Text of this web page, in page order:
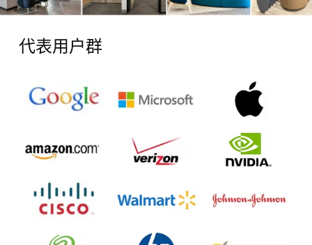
代表用户群